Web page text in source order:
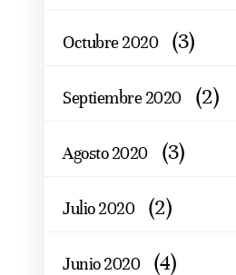
Octubre 2020 (3)
Septiembre 2020 (2)
Agosto 2020 (3)
Julio 2020 (2)
Junio 2020 (4)